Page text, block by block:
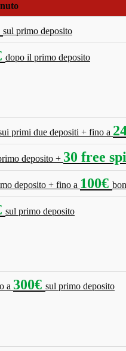
sul primo deposito
dopo il primo deposito
primi due depositi + fino a
deposito + 30 free
deposito + fino a 100€
sul primo deposito
a 300€ sul primo deposito